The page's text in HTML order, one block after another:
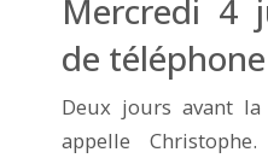
Mercredi 4
de
Deux jours avant la
appelle